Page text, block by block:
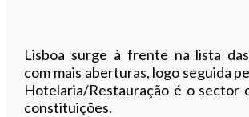
Lisboa surge à frente na lista
com mais aberturas, logo seguida
Hotelaria/Restauração é o sector
constituições.